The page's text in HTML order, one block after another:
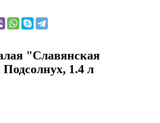
"Славянская
1.4 л